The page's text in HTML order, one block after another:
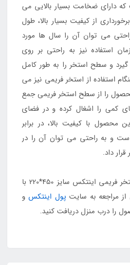
دارای ضخامت بسیار بالایی می
از کیفیت بسیار بالا، طول
می توان آن را سال ها مورد
استفاده نیز به راحتی بر روی
و سطح استخر را به طور کامل
استفاده از استخر فریمی نیز می
را از سطح استخر فریمی جمع
کمی را اشغال کرده و در فضای
محصول با کیفیت بالا، در برابر
و به راحتی می توان آن را در
داد.
برای خرید درپوش استخر فریمی اینتکس سایز 450*220 با
مراجعه به سایت پول اینتکس و
را درب منزل دریافت کنید.